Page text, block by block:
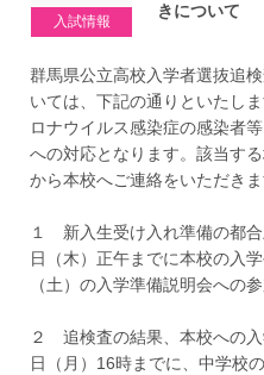
きについて
群馬県公立高校入学者選抜追
いては、下記の通りといたし
ロナウイルス感染症の感染者
への対応となります。該当す
から本校へご連絡をいただき
１ 新入生受け入れ準備の都
日（木）正午までに本校の入
（土）の入学準備説明会への
２ 追検査の結果、本校への
日（月）16時までに、中学校